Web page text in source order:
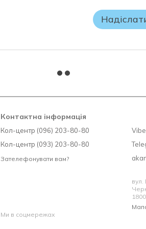
Якщо Ви не впевнені
заводського
Контактна інформація
Кол-центр (096) 203-80-80
Кол-центр (093) 203-80-80
Зателефонувати вам?
Ми в соцмережах